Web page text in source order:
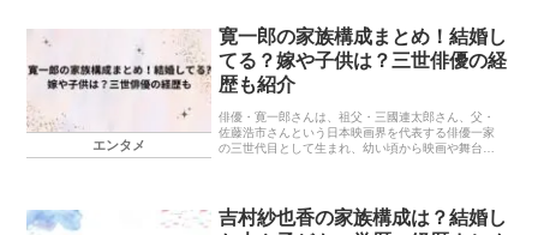
エンタメ
寛一郎の家族構成まとめ！結婚し
てる？嫁や子供は？三世俳優の経
歴も紹介
俳優・寛一郎さんは、祖父・三國連太郎さん、父・
佐藤浩市さんという日本映画界を代表する俳優一家
の三世代目として生まれ、幼い頃から映画や舞台に
吉村紗也香の家族構成は？結婚し